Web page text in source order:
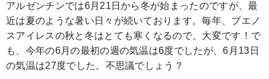
アルゼンチンでは6月21日から冬が始まったのですが、最
近は夏のような暑い日々が続いております。毎年、ブエノ
スアイレスの秋と冬はとても寒くなるので、大変です！で
も、今年の6月の最初の週の気温は6度でしたが、6月13日
の気温は27度でした。不思議でしょう？